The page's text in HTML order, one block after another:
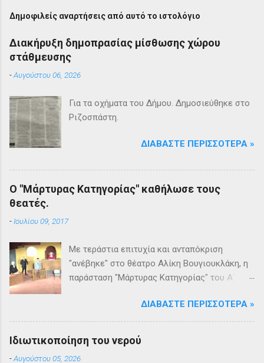
Δημοφιλείς αναρτήσεις από αυτό το ιστολόγιο
Διακήρυξη δημοπρασίας μίσθωσης χώρου
στάθμευσης
-Αυγούστου 06, 2026
Για τα οχήματα του Δήμου. Δημοσιεύθηκε στο
Ριζοσπάστη.
ΔΙΑΒΆΣΤΕ ΠΕΡΙΣΣΌΤΕΡΑ »
Ο "Μάρτυρας Κατηγορίας" καθήλωσε τους
θεατές.
-Ιουλίου 09, 2017
Με τεράστια επιτυχία και ανταπόκριση
"ανέβηκε" στο θέατρο Αλίκη Βουγιουκλάκη, η
παράσταση "Μάρτυρας Κατηγορίας" του Α΄
Βριλησσίων. Το θέατρο γέμισε και πάνω από
1500 θεατές και τις δύο βραδιές απόλαυσαν
κυριολεκτικά μία σπουδαία παράσταση
υψηλής δραματουργίας. Το έργο της Αγκάθα
ΔΙΑΒΆΣΤΕ ΠΕΡΙΣΣΌΤΕΡΑ »
Ιδιωτικοποίηση του νερού
-Αυγούστου 05, 2026